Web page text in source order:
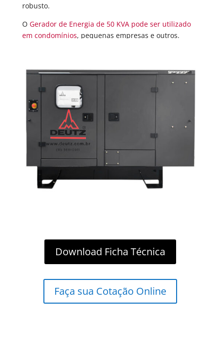
robusto.
O Gerador de Energia de 50 KVA pode ser utilizado
em condomínios, pequenas empresas e outros.
Download Ficha Técnica
Faça sua Cotação Online